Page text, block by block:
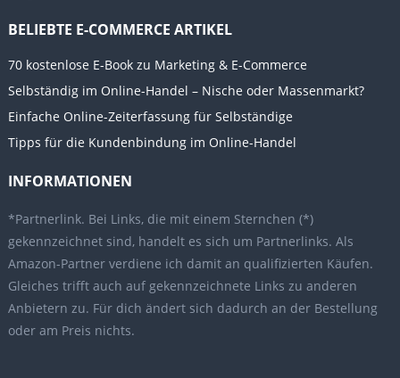
BELIEBTE E-COMMERCE ARTIKEL
70 kostenlose E-Book zu Marketing & E-Commerce
Selbständig im Online-Handel – Nische oder Massenmarkt?
Einfache Online-Zeiterfassung für Selbständige
Tipps für die Kundenbindung im Online-Handel
INFORMATIONEN
*Partnerlink. Bei Links, die mit einem Sternchen (*)
gekennzeichnet sind, handelt es sich um Partnerlinks. Als
Amazon-Partner verdiene ich damit an qualifizierten Käufen.
Gleiches trifft auch auf gekennzeichnete Links zu anderen
Anbietern zu. Für dich ändert sich dadurch an der Bestellung
oder am Preis nichts.